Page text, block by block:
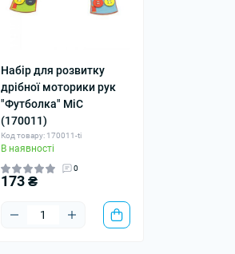
Набір для розвитку
дрібної моторики рук
"Футболка" MiC
(170011)
Код товару: 170011-ti
В наявності
0
173 ₴